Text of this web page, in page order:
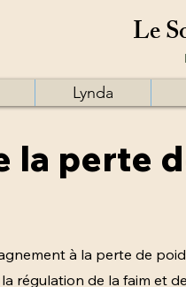
Le
Lynda
la perte
à la perte de
régulation de la faim et